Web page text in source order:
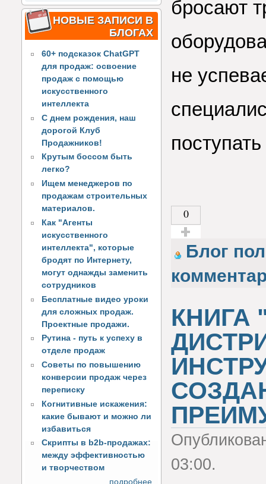
НОВЫЕ ЗАПИСИ В
БЛОГАХ
60+ подсказок ChatGPT
для продаж: освоение
продаж с помощью
искусственного
интеллекта
С днем рождения, наш
дорогой Клуб
Продажников!
Крутым боссом быть
легко?
Ищем менеджеров по
продажам строительных
материалов.
Как "Агенты
искусственного
интеллекта", которые
бродят по Интернету,
могут однажды заменить
сотрудников
Бесплатные видео уроки
для сложных продаж.
Проектные продажи.
Рутина - путь к успеху в
отделе продаж
Советы по повышению
конверсии продаж через
переписку
Когнитивные искажения:
какие бывают и можно ли
избавиться
Скрипты в b2b-продажах:
между эффективностью
и творчеством
подробнее
бросают
не
0
Голос за!
Блог
КНИГА
03:00.